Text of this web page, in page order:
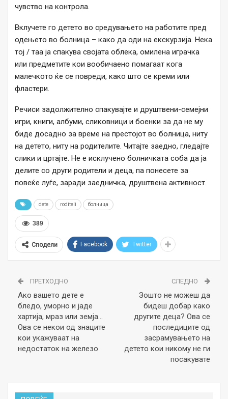
чувство на контрола.
Вклучете го детето во средувањето на работите пред
одењето во болница – како да оди на екскурзија. Нека
тој / таа ја спакува својата облека, омилена играчка
или предметите кои вообичаено помагаат кога
малечкото ќе се повреди, како што се креми или
фластери.
Речиси задолжително спакувајте и друштвени-семејни
игри, книги, албуми, сликовници и боенки за да не му
биде досадно за време на престојот во болница, ниту
на детето, ниту на родителите. Читајте заедно, гледајте
слики и цртајте. Не е исклучено болничката соба да ја
делите со други родители и деца, па понесете за
повеќе луѓе, заради заедничка, друштвена активност.
dete roditeli болница
389
Сподели Facebook Twitter
ПРЕТХОДНО
Ако вашето дете е
бледо, уморно и јаде
хартија, мраз или земја…
Ова се некои од знаците
кои укажуваат на
недостаток на железо
СЛЕДНО
Зошто не можеш да
бидеш добар како
другите деца? Ова се
последиците од
засрамувањето на
детето кои никому не ги
посакувате